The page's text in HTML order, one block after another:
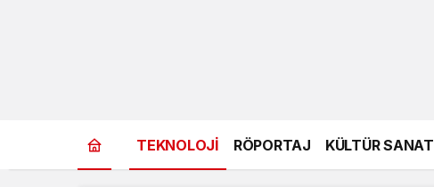
TEKNOLOJİ RÖPORTAJ KÜLTÜR SANAT